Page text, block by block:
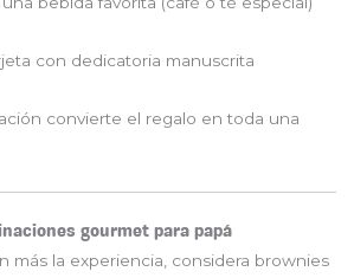
con dedicatoria manuscrita
convierte el regalo en toda una
gourmet para papá
más la experiencia, considera brownies